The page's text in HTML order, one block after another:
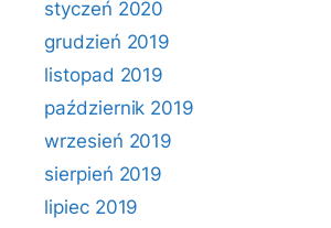
styczeń 2020
grudzień 2019
listopad 2019
październik 2019
wrzesień 2019
sierpień 2019
lipiec 2019